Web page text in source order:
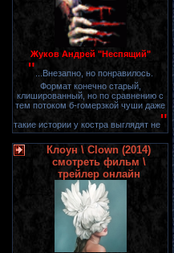
Жуков Андрей "Неспящий"
" ...Внезапно, но понравилось.
Формат конечно старый,
клишированный, но по сравнению с
тем потоком б-гомерзкой чуши даже
такие истории у костра выглядят не"
Клоун \ Clown (2014)
смотреть фильм \
трейлер онлайн